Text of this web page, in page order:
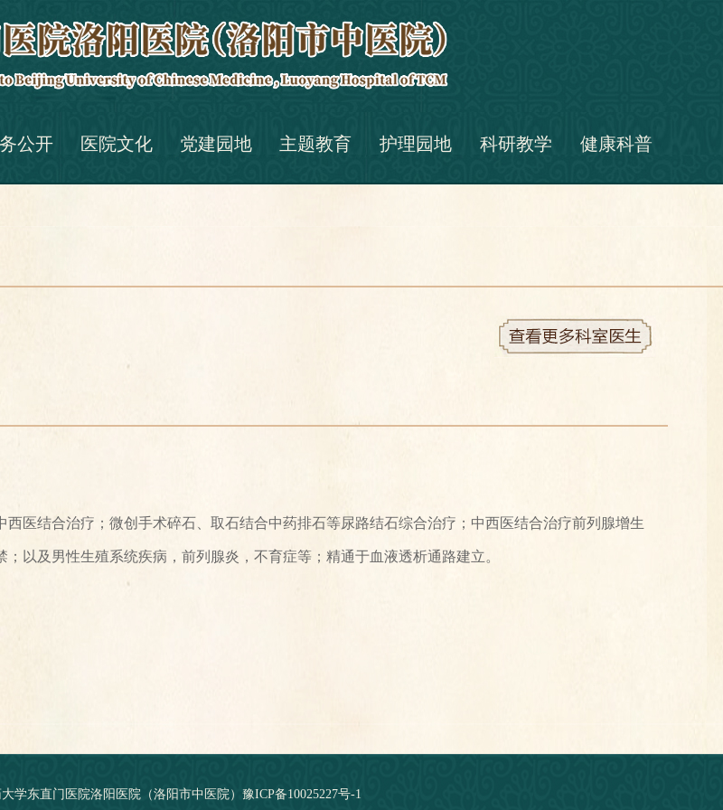
公开 医院文化 党建园地 主题教育 护理园地 科研教学 健康科普
西医结合治疗；微创手术碎石、取石结合中药排石等尿路结石综合治疗；中西医结合治疗前列腺增生
以及男性生殖系统疾病，前列腺炎，不育症等；精通于血液透析通路建立。
学东直门医院洛阳医院（洛阳市中医院） 豫ICP备10025227号-1